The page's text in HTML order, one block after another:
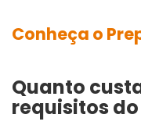
Conheça o
Quanto
requisitos do